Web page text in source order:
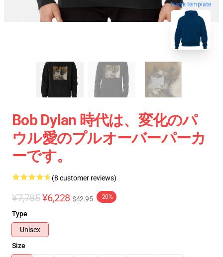
blank template
Bob Dylan 時代は、変化のパ
ウル愛のプルオーバーパーカ
ーです。
(8 customer reviews)
¥7,785 ¥6,228 $42.95 -20%
Type
Unisex
Size